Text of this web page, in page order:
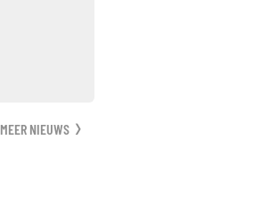
MEER NIEUWS